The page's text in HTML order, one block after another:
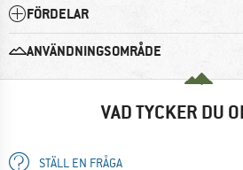
FÖRDELAR
ANVÄNDNINGSOMRÅDE
VAD TYCKER DU
STÄLL EN FRÅGA